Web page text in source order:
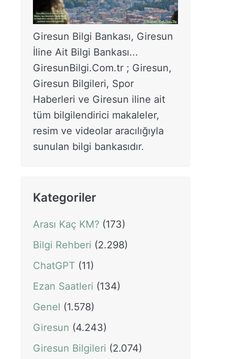
Giresun Bilgi Bankası, Giresun
İline Ait Bilgi Bankası...
GiresunBilgi.Com.tr ; Giresun,
Giresun Bilgileri, Spor
Haberleri ve Giresun iline ait
tüm bilgilendirici makaleler,
resim ve videolar aracılığıyla
sunulan bilgi bankasıdır.
Kategoriler
Arası Kaç KM? (173)
Bilgi Rehberi (2.298)
ChatGPT (11)
Ezan Saatleri (134)
Genel (1.578)
Giresun (4.243)
Giresun Bilgileri (2.074)